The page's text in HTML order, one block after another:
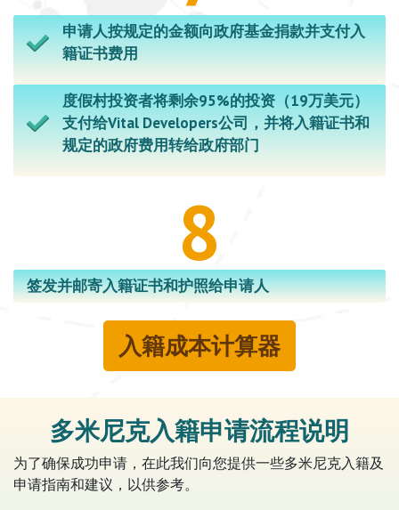
申请人按规定的金额向政府基金捐款并支付入
籍证书费用
度假村投资者将剩余95%的投资（19万美元）
支付给Vital Developers公司，并将入籍证书和
规定的政府费用转给政府部门
8
签发并邮寄入籍证书和护照给申请人
入籍成本计算器
多米尼克入籍申请流程说明
为了确保成功申请，在此我们向您提供一些多米尼克入籍及
申请指南和建议，以供参考。